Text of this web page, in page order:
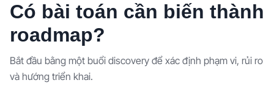
Có bài toán cần biến thành
roadmap?
Bắt đầu bằng một buổi discovery để xác định phạm vi, rủi ro
và hướng triển khai.